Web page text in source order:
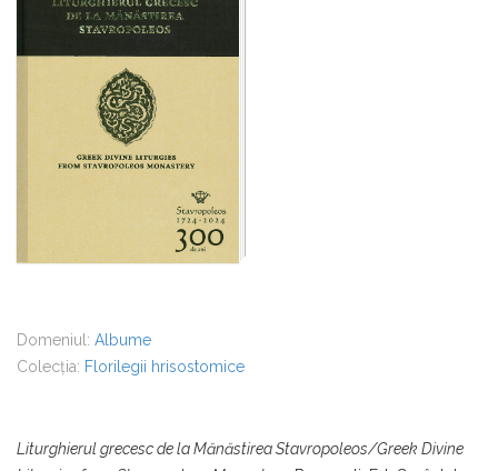
Domeniul: Albume
Colecția: Florilegii hrisostomice
Liturghierul grecesc de la Mănăstirea Stavropoleos/Greek Divine